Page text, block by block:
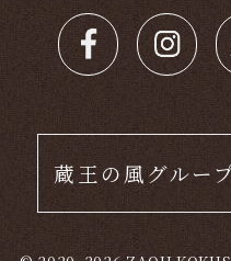
蔵王の風グルー